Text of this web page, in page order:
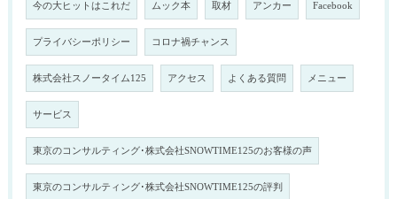
今の大ヒットはこれだ ムック本 取材 アンカー Facebook
プライバシーポリシー コロナ禍チャンス
株式会社スノータイム125 アクセス よくある質問 メニュー
サービス
東京のコンサルティング･株式会社SNOWTIME125のお客様の声
東京のコンサルティング･株式会社SNOWTIME125の評判